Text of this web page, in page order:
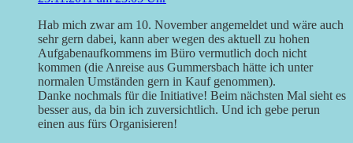
Hab mich zwar am 10. November angemeldet und wäre auch
sehr gern dabei, kann aber wegen des aktuell zu hohen
Aufgabenaufkommens im Büro vermutlich doch nicht
kommen (die Anreise aus Gummersbach hätte ich unter
normalen Umständen gern in Kauf genommen).
Danke nochmals für die Initiative! Beim nächsten Mal sieht es
besser aus, da bin ich zuversichtlich. Und ich gebe perun
einen aus fürs Organisieren!